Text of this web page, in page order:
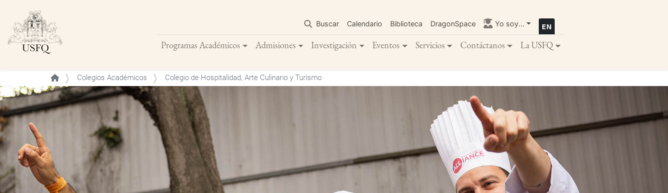
contenido
principal
Buscar Calendario Biblioteca DragonSpace Yo soy...
Programas Académicos Admisiones Investigación Eventos Servicios Contáctanos La USFQ
Buscar
Colegios Académicos Colegio de Hospitalidad, Arte Culinario y Turismo